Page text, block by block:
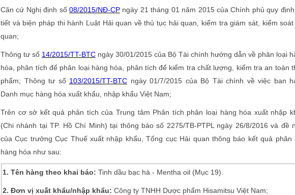
Căn cứ Nghị định số08/2015/NĐ-CP ngày 21 tháng 01 năm 2015 của Chính phủ quy
tiết và biện pháp thi hành Luật Hải quan về thủ tục hải quan, kiểm tra giám sát, kiểm
quan;
Thông tư số 14/2015/TT-BTC ngày 30/01/2015 của Bộ Tài chính hướng dẫn về phân loại
hóa, phân tích để phân loại hàng hóa, phân tích để kiểm tra chất lượng, kiểm tra an toàn
phẩm; Thông tư số 103/2015/TT-BTC ngày 01/7/2015 của Bộ Tài chính về việc ban
Danh mục hàng hóa xuất khẩu, nhập khẩu Việt Nam;
Trên cơ sở kết quả phân tích của Trung tâm Phân tích phân loại hàng hóa xuất nhập
(Chi nhánh tại TP. Hồ Chí Minh) tại thông báo số 2275/TB-PTPL ngày 26/8/2016 và đề
của Cục trưởng Cục Thuế xuất nhập khẩu, Tổng cục Hải quan thông báo kết quả phân
hàng hóa như sau:
1. Tên hàng theo khai báo: Tinh dầu bạc hà - Mentha oil (Mục 19).
2. Đơn vị xuất khẩu/nhập khẩu: Công ty TNHH Dược phẩm Hisamitsu Việt Nam;